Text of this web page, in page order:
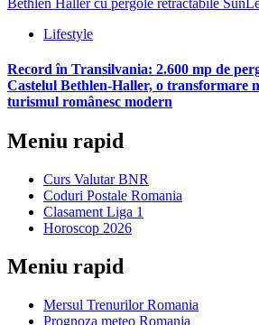
Lifestyle
Record în Transilvania: 2.600 mp de
Castelul Bethlen-Haller, o transformare
turismul românesc modern
Meniu rapid
Curs Valutar BNR
Coduri Postale Romania
Clasament Liga 1
Horoscop 2026
Meniu rapid
Mersul Trenurilor Romania
Prognoza meteo Romania